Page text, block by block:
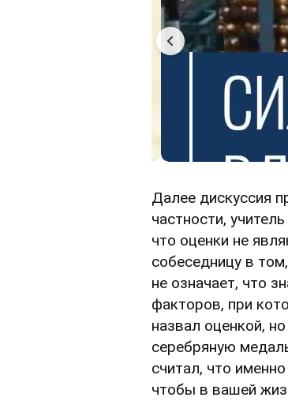
Далее дискуссия
частности,
что оценки не
собеседницу в
не означает, что
факторов, при
назвал оценкой,
серебряную
считал, что
чтобы в вашей